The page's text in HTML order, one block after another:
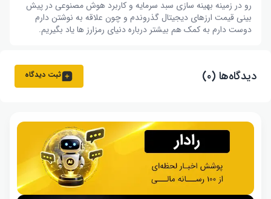
رو در زمینه بهینه سازی سبد سرمایه و کاربرد هوش مصنوعی در پیش
بینی قیمت ارزهای دیجیتال گذروندم و چون علاقه به نوشتن دارم
دوست دارم به کمک هم بیشتر درباره دنیای رمزارز ها یاد بگیریم.
دیدگاه‌ها (۰) ثبت دیدگاه